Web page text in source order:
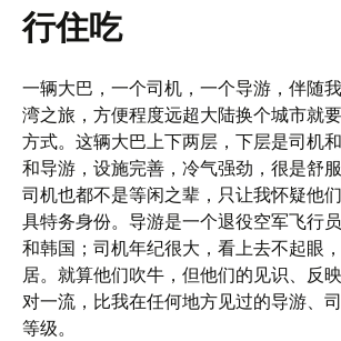
行住吃
一辆大巴，一个司机，一个导游，伴随
湾之旅，方便程度远超大陆换个城市就
方式。这辆大巴上下两层，下层是司机
和导游，设施完善，冷气强劲，很是舒
司机也都不是等闲之辈，只让我怀疑他
具特务身份。导游是一个退役空军飞行
和韩国；司机年纪很大，看上去不起眼
居。就算他们吹牛，但他们的见识、反
对一流，比我在任何地方见过的导游、
等级。